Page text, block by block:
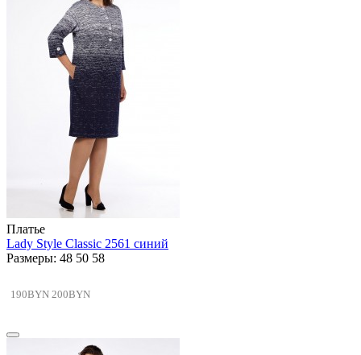
Платье
Lady Style Classic 2561 синий
Размеры: 48 50 58
190BYN 200BYN